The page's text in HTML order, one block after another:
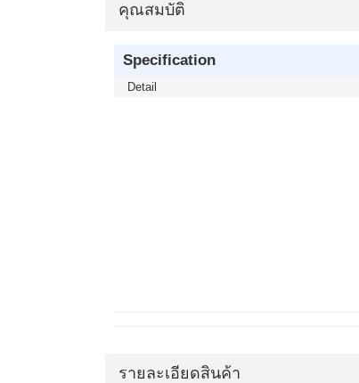
คุณสมบัติ
Specification
Detail
รายละเอียดสินค้า